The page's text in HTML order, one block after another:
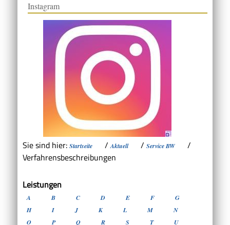
Instagram
Sie sind hier: Startseite /Aktuell / Service BW
/
Verfahrensbeschreibungen
Leistungen
A B C D E F
G
H
I J K L M
N
O
P Q R S T
U